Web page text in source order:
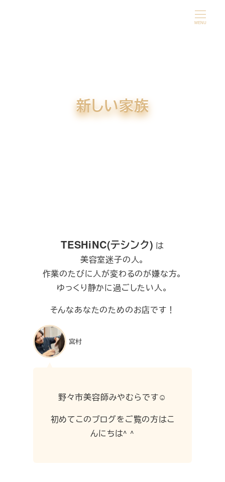
MENU
新しい家族
TESHiNC(テシンク) は
美容室迷子の人。
作業のたびに人が変わるのが嫌な方。
ゆっくり静かに過ごしたい人。
そんなあなたのためのお店です！
宮村
野々市美容師みやむらです☺︎
初めてこのブログをご覧の方はこ
んにちは^ ^